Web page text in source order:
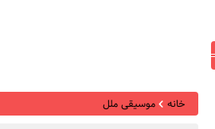
خانه موسیقی ملل